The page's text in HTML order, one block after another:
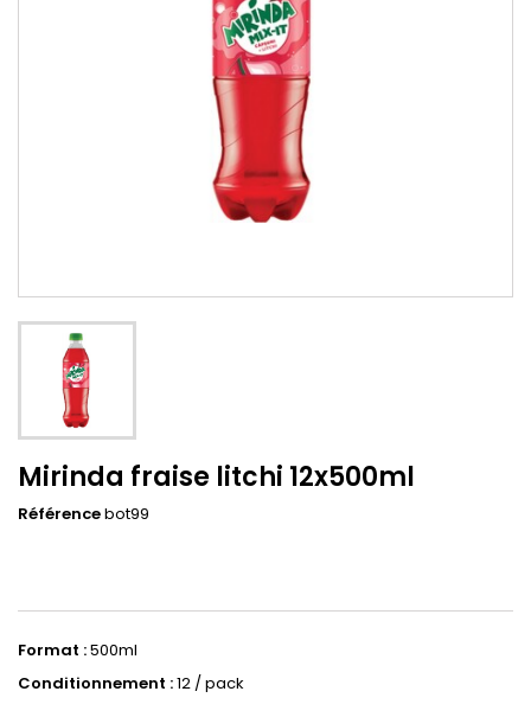
Mirinda fraise litchi 12x500ml
Référencebot99
Format :500ml
Conditionnement :12 / pack